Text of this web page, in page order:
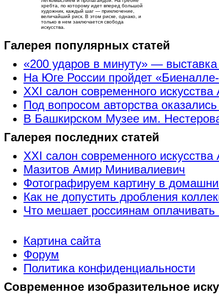
хребта, по которому идет вперед большой
художник, каждый шаг — приключение,
величайший риск. В этом риске, однако, и
только в нем заключается свобода
искусства.
Галерея популярных статей
«200 ударов в минуту» —
На Юге России пройдет
XXI салон современного искусства
Под вопросом авторства
В Башкирском Музее им.
Галерея последних статей
XXI салон современного искусства
Мазитов Амир Минивалиевич
Фотографируем картину в
Как не допустить дробления
Что мешает россиянам
Картина сайта
Форум
Политика конфиденциальности
Современное изобразительное